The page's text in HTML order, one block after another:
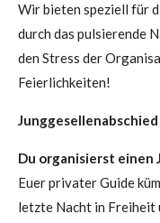
Wir bieten speziell für
durch das pulsierende
den Stress der
Feierlichkeiten!
Junggesellenabschied
Du organisierst einen
Euer privater Guide
letzte Nacht in Freiheit